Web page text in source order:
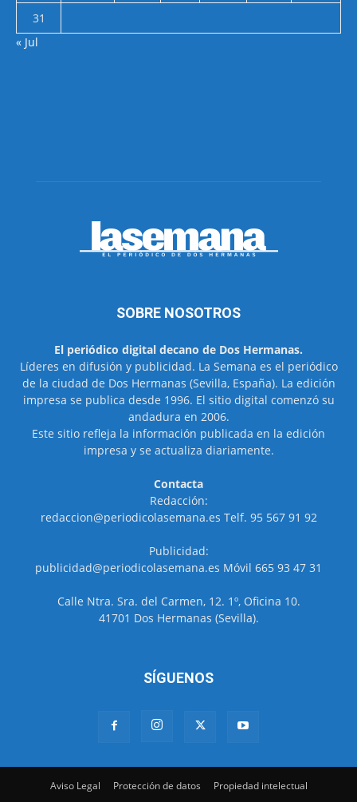
31
« Jul
SOBRE NOSOTROS
El periódico digital decano de Dos Hermanas.
Líderes en difusión y publicidad. La Semana es el periódico
de la ciudad de Dos Hermanas (Sevilla, España). La edición
impresa se publica desde 1996. El sitio digital comenzó su
andadura en 2006.
Este sitio refleja la información publicada en la edición
impresa y se actualiza diariamente.
Contacta
Redacción:
redaccion@periodicolasemana.es Telf. 95 567 91 92
Publicidad:
publicidad@periodicolasemana.es Móvil 665 93 47 31
Calle Ntra. Sra. del Carmen, 12. 1º, Oficina 10.
41701 Dos Hermanas (Sevilla).
SÍGUENOS
Aviso Legal Protección de datos Propiedad intelectual